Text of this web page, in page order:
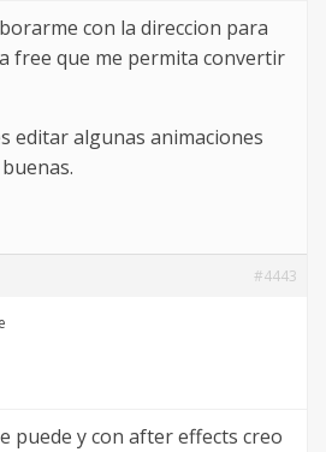
con la direccion para
free que me permita convertir
editar algunas animaciones
#4443
puede y con after effects creo